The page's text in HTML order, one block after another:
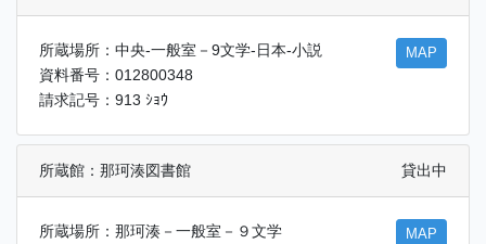
所蔵場所：中央-一般室－9文学-日本-小説
資料番号：012800348
請求記号：913 ｼｮｳ
MAP
所蔵館：那珂湊図書館 貸出中
所蔵場所：那珂湊－一般室－９文学 MAP